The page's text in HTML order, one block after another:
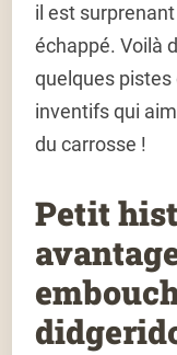
il est
échappé. Voilà
quelques
inventifs qui
du carrosse !
Petit